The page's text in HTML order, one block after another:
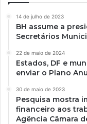
14 de julho de 2023
BH assume a
Secretários
22 de maio de 2024
Estados, DF e
enviar o Plano
30 de maio de 2023
Pesquisa mostra
financeiro aos
Agência Câmara